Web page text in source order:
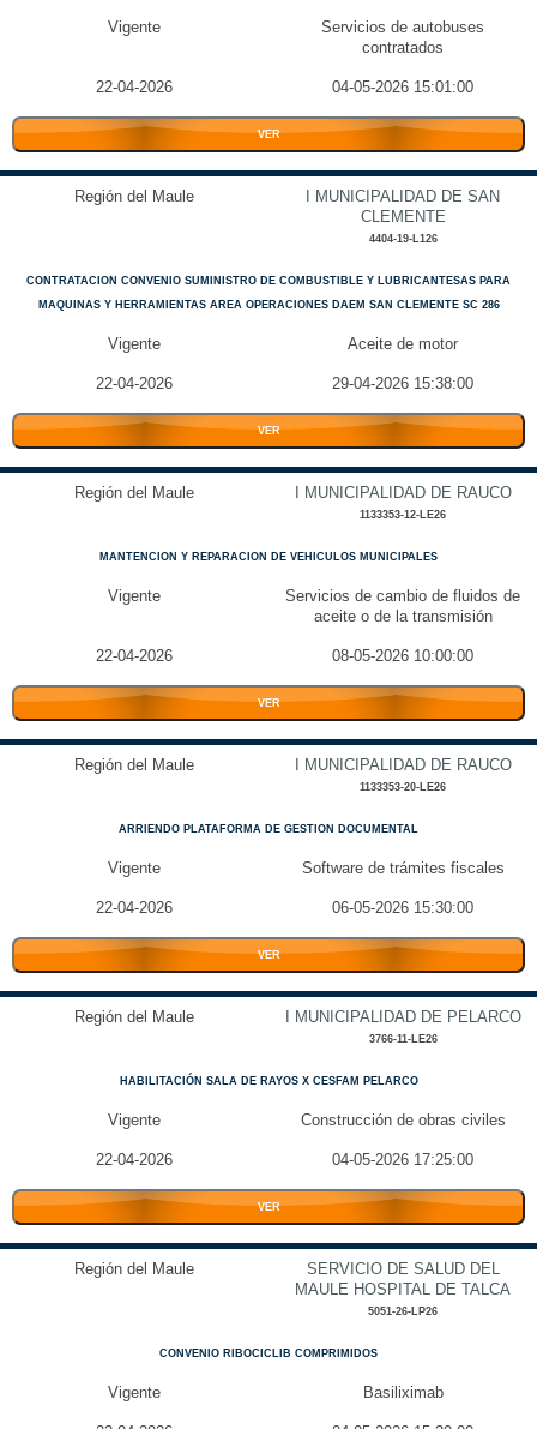
Vigente
Servicios de autobuses
contratados
22-04-2026 04-05-2026 15:01:00
VER
Región del Maule
I MUNICIPALIDAD DE SAN
CLEMENTE
4404-19-L126
CONTRATACION CONVENIO SUMINISTRO DE COMBUSTIBLE Y LUBRICANTESAS PARA
MAQUINAS Y HERRAMIENTAS AREA OPERACIONES DAEM SAN CLEMENTE SC 286
Vigente Aceite de motor
22-04-2026 29-04-2026 15:38:00
VER
Región del Maule I MUNICIPALIDAD DE RAUCO
1133353-12-LE26
MANTENCION Y REPARACION DE VEHICULOS MUNICIPALES
Vigente
Servicios de cambio de fluidos de
aceite o de la transmisión
22-04-2026 08-05-2026 10:00:00
VER
Región del Maule I MUNICIPALIDAD DE RAUCO
1133353-20-LE26
ARRIENDO PLATAFORMA DE GESTION DOCUMENTAL
Vigente Software de trámites fiscales
22-04-2026 06-05-2026 15:30:00
VER
Región del Maule I MUNICIPALIDAD DE PELARCO
3766-11-LE26
HABILITACIÓN SALA DE RAYOS X CESFAM PELARCO
Vigente Construcción de obras civiles
22-04-2026 04-05-2026 17:25:00
VER
Región del Maule
SERVICIO DE SALUD DEL
MAULE HOSPITAL DE TALCA
5051-26-LP26
CONVENIO RIBOCICLIB COMPRIMIDOS
Vigente Basiliximab